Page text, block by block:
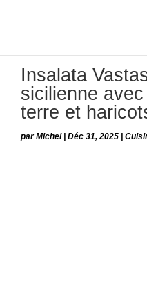
Insalata
sicilienne
terre et
parMichel| Déc 31, 2025